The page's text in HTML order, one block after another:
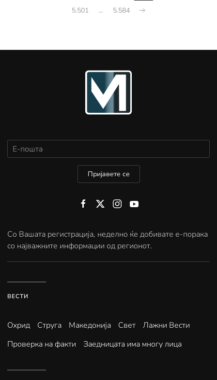
5.501
… 5.584
Пријавете се
Со Вашата регистрација, неделно ќе добивате е-порака
со најважните информации од регионот.
ВЕСТИ
Охрид Струга Македонија Свет
Лажни Вести
Проверка на факти
Заедницата има многу лица